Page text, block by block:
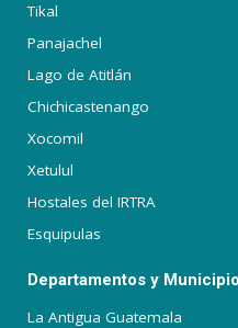
Tikal
Panajachel
Lago de Atitlán
Chichicastenango
Xocomil
Xetulul
Hostales del IRTRA
Esquipulas
Departamentos y
La Antigua Guatemala